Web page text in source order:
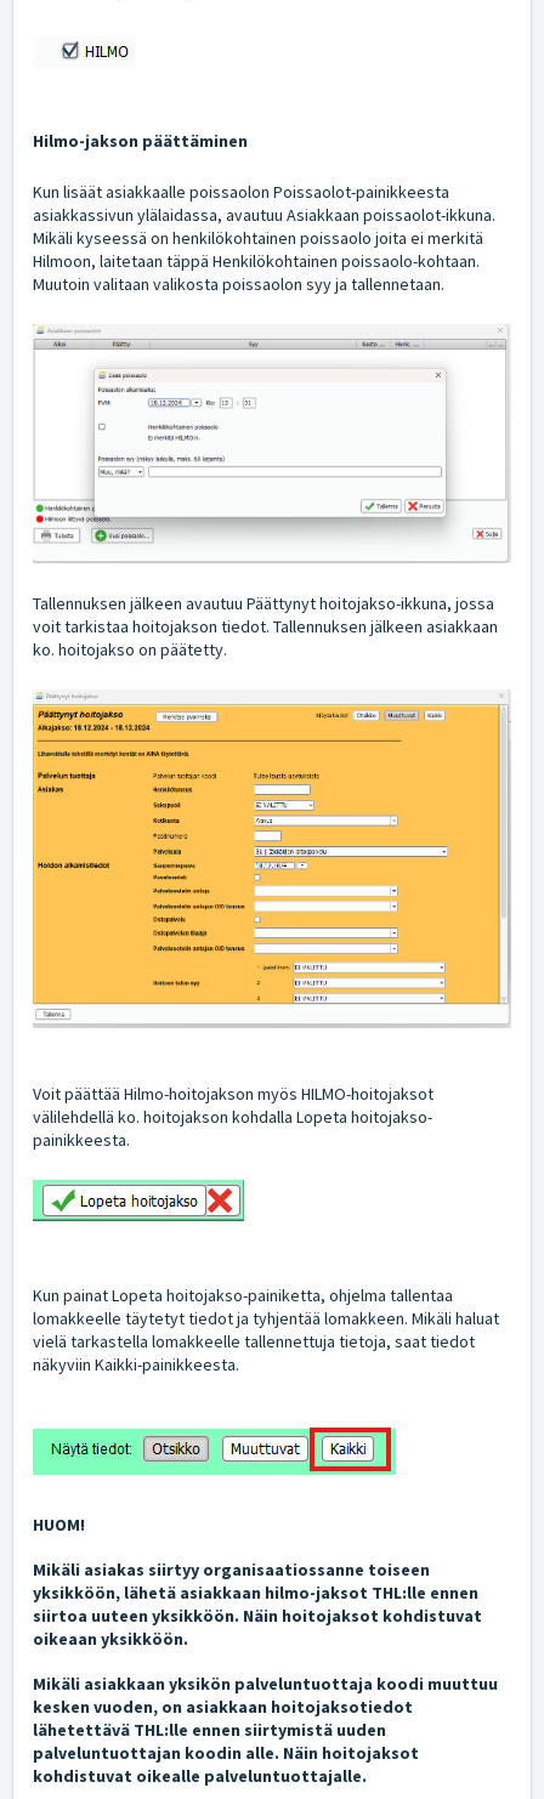
Hilmo-jakson päättäminen
Kun lisäät asiakkaalle poissaolon Poissaolot-painikkeesta
asiakkassivun ylälaidassa, avautuu Asiakkaan poissaolot-ikkuna.
Mikäli kyseessä on henkilökohtainen poissaolo joita ei merkitä
Hilmoon, laitetaan täppä Henkilökohtainen poissaolo-kohtaan.
Muutoin valitaan valikosta poissaolon syy ja tallennetaan.
Tallennuksen jälkeen avautuu Päättynyt hoitojakso-ikkuna, jossa
voit tarkistaa hoitojakson tiedot. Tallennuksen jälkeen asiakkaan
ko. hoitojakso on päätetty.
Voit päättää Hilmo-hoitojakson myös HILMO-hoitojaksot
välilehdellä ko. hoitojakson kohdalla Lopeta hoitojakso-
painikkeesta.
Kun painat Lopeta hoitojakso-painiketta, ohjelma tallentaa
lomakkeelle täytetyt tiedot ja tyhjentää lomakkeen. Mikäli haluat
vielä tarkastella lomakkeelle tallennettuja tietoja, saat tiedot
näkyviin Kaikki-painikkeesta.
HUOM!
Mikäli asiakas siirtyy organisaatiossanne toiseen
yksikköön, lähetä asiakkaan hilmo-jaksot THL:lle ennen
siirtoa uuteen yksikköön. Näin hoitojaksot kohdistuvat
oikeaan yksikköön.
Mikäli asiakkaan yksikön palveluntuottaja koodi muuttuu
kesken vuoden, on asiakkaan hoitojaksotiedot
lähetettävä THL:lle ennen siirtymistä uuden
palveluntuottajan koodin alle. Näin hoitojaksot
kohdistuvat oikealle palveluntuottajalle.